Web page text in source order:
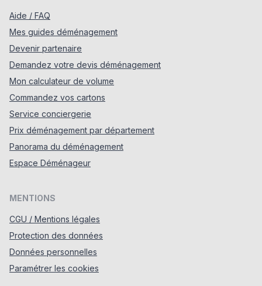
Aide / FAQ
Mes guides déménagement
Devenir partenaire
Demandez votre devis déménagement
Mon calculateur de volume
Commandez vos cartons
Service conciergerie
Prix déménagement par département
Panorama du déménagement
Espace Déménageur
MENTIONS
CGU / Mentions légales
Protection des données
Données personnelles
Paramétrer les cookies